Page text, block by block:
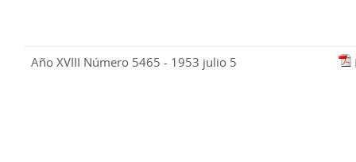
Año XVIII Número 5465 - 1953 julio 5